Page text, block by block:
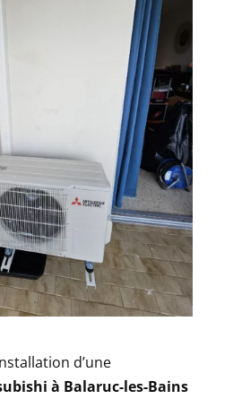
d’une
à Balaruc-les-Bains